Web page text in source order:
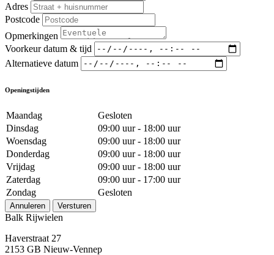
Adres
Postcode
Opmerkingen
Voorkeur datum & tijd
Alternatieve datum
Openingstijden
Maandag
Gesloten
Dinsdag
09:00 uur - 18:00 uur
Woensdag
09:00 uur - 18:00 uur
Donderdag
09:00 uur - 18:00 uur
Vrijdag
09:00 uur - 18:00 uur
Zaterdag
09:00 uur - 17:00 uur
Zondag
Gesloten
Annuleren Versturen
Balk Rijwielen
Haverstraat 27
2153 GB Nieuw-Vennep